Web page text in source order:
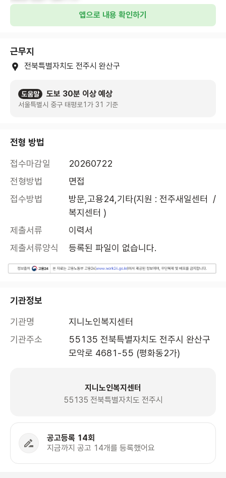
앱으로 내용 확인하기
근무지
전북특별자치도 전주시 완산구
도움말 도보 30분 이상 예상
서울특별시 중구 태평로1가 31 기준
전형 방법
접수마감일
20260722
전형방법
면접
접수방법
방문,고용24,기타(지원 : 전주새일센터  /
복지센터 )
제출서류
이력서
제출서류양식
등록된 파일이 없습니다.
기관정보
기관명
지니노인복지센터
기관주소
55135 전북특별자치도 전주시 완산구
모악로 4681-55 (평화동2가)
지니노인복지센터
55135 전북특별자치도 전주시
공고등록 14회
지금까지 공고 14개를 등록했어요